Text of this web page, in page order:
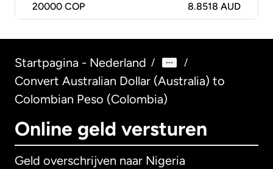
20000 COP 8.8518 AUD
Startpagina - Nederland / /
Convert Australian Dollar (Australia) to
Colombian Peso (Colombia)
Online geld versturen
Geld overschrijven naar Nigeria